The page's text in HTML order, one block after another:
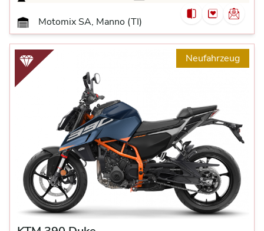
Motomix SA, Manno (TI)
Neufahrzeug